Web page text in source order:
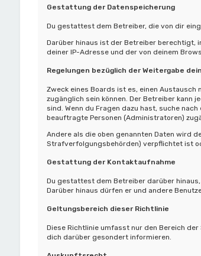
Gestattung der Datenspeicherung
Du gestattest dem Betreiber, die von dir
Darüber hinaus ist der Betreiber berechtigt,
deiner IP-Adresse und der von deinem
Regelungen bezüglich der Weitergabe
Zweck eines Boards ist es, einen
zugänglich sein können. Der Betreiber kann
sind. Wenn du Fragen dazu hast, suche
beauftragte Personen (Administratoren)
Andere als die oben genannten Daten wird
Strafverfolgungsbehörden) verpflichtet ist
Gestattung der Kontaktaufnahme
Du gestattest dem Betreiber darüber
Darüber hinaus dürfen er und andere
Geltungsbereich dieser Richtlinie
Diese Richtlinie umfasst nur den Bereich
dich darüber gesondert informieren.